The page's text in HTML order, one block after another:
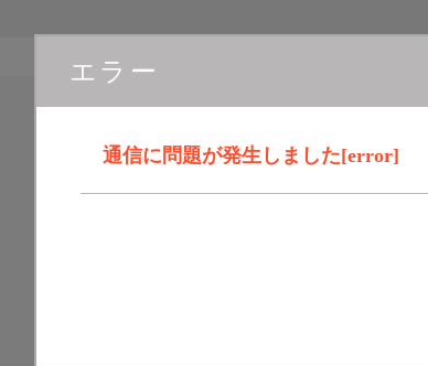
エラー
通信に問題が発生しました[error]